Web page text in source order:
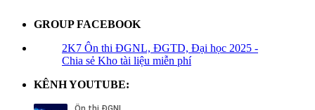
GROUP FACEBOOK
2K7 Ôn thi ĐGNL, ĐGTD, Đại học 2025 -
Chia sẻ Kho tài liệu miễn phí
KÊNH YOUTUBE: